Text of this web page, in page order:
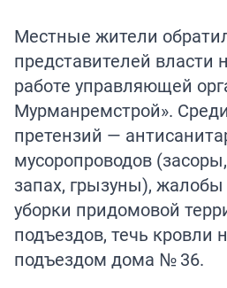
Местные жители
представителей власти
работе управляющей
Мурманремстрой».
претензий —
мусоропроводов
запах, грызуны), жалобы
уборки придомовой
подъездов, течь кровли
подъездом дома № 36.